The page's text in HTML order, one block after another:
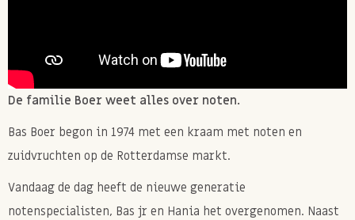
De familie Boer weet alles over noten.
Bas Boer begon in 1974 met een kraam met noten en
zuidvruchten op de Rotterdamse markt.
Vandaag de dag heeft de nieuwe generatie
notenspecialisten, Bas jr en Hania het overgenomen. Naast